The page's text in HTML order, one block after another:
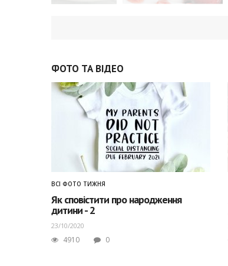
ФОТО ТА ВІДЕО
ВСІ ФОТО ТИЖНЯ
Як сповістити про народження
дитини - 2
23/10/2020
4910 0